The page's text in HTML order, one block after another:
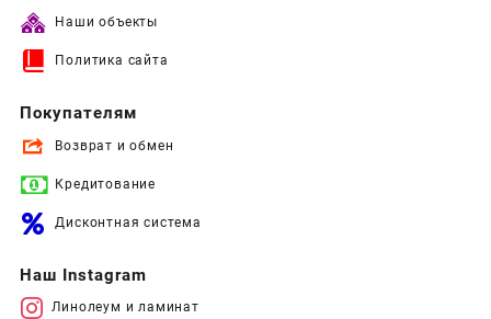
Наши объекты
Политика сайта
Покупателям
Возврат и обмен
Кредитование
Дисконтная система
Наш Instagram
Линолеум и ламинат